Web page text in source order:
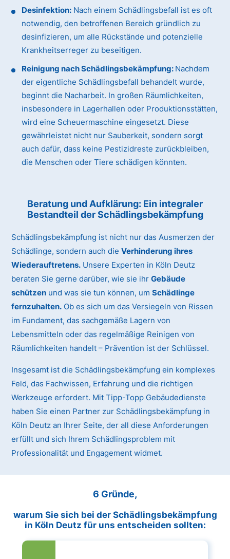
Desinfektion: Nach einem Schädlingsbefall ist es oft
notwendig, den betroffenen Bereich gründlich zu
desinfizieren, um alle Rückstände und potenzielle
Krankheitserreger zu beseitigen.
Reinigung nach Schädlingsbekämpfung: Nachdem
der eigentliche Schädlingsbefall behandelt wurde,
beginnt die Nacharbeit. In großen Räumlichkeiten,
insbesondere in Lagerhallen oder Produktionsstätten,
wird eine Scheuermaschine eingesetzt. Diese
gewährleistet nicht nur Sauberkeit, sondern sorgt
auch dafür, dass keine Pestizidreste zurückbleiben,
die Menschen oder Tiere schädigen könnten.
Beratung und Aufklärung: Ein integraler
Bestandteil der Schädlingsbekämpfung
Schädlingsbekämpfung ist nicht nur das Ausmerzen der
Schädlinge, sondern auch dieVerhinderung ihres
Wiederauftretens. Unsere Experten in Köln Deutz
beraten Sie gerne darüber, wie sie ihrGebäude
schützen und was sie tun können, umSchädlinge
fernzuhalten. Ob es sich um das Versiegeln von Rissen
im Fundament, das sachgemäße Lagern von
Lebensmitteln oder das regelmäßige Reinigen von
Räumlichkeiten handelt – Prävention ist der Schlüssel.
Insgesamt ist die Schädlingsbekämpfung ein komplexes
Feld, das Fachwissen, Erfahrung und die richtigen
Werkzeuge erfordert. Mit Tipp-Topp Gebäudedienste
haben Sie einen Partner zur Schädlingsbekämpfung in
Köln Deutz an Ihrer Seite, der all diese Anforderungen
erfüllt und sich Ihrem Schädlingsproblem mit
Professionalität und Engagement widmet.
6 Gründe,
warum Sie sich bei der Schädlingsbekämpfung
in Köln Deutz für uns entscheiden sollten: